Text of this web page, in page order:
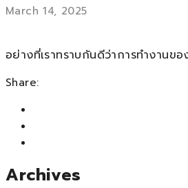
March 14, 2025
อย่างที่เราทราบกันดีว่าการทำงานข
Share:
Archives